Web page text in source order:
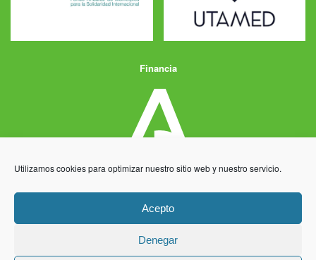
Utilizamos cookies para optimizar nuestro sitio web y nuestro servicio.
Acepto
Denegar
Financia